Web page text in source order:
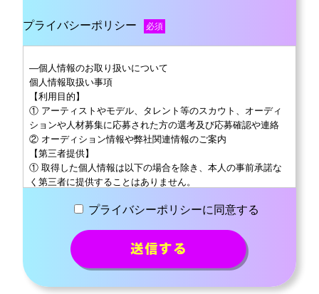
プライバシーポリシー 必須
―個人情報のお取り扱いについて
個人情報取扱い事項
【利用目的】
① アーティストやモデル、タレント等のスカウト、オーディ
ションや人材募集に応募された方の選考及び応募確認や連絡
② オーディション情報や弊社関連情報のご案内
【第三者提供】
① 取得した個人情報は以下の場合を除き、本人の事前承諾な
く第三者に提供することはありません。
提供する場合
要請がある場合
上記を確認した上で、エントリーフォームへお進みください。
―注意事項について
・参加費は不要です。（交通費に関してはご自分でご負担下さ
プライバシーポリシーに同意する